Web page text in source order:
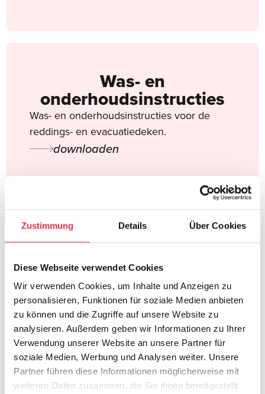
Zustimmung Details Über Cookies
Diese Webseite verwendet Cookies
Wir verwenden Cookies, um Inhalte und Anzeigen zu
personalisieren, Funktionen für soziale Medien anbieten
zu können und die Zugriffe auf unsere Website zu
analysieren. Außerdem geben wir Informationen zu Ihrer
Verwendung unserer Website an unsere Partner für
soziale Medien, Werbung und Analysen weiter. Unsere
Partner führen diese Informationen möglicherweise mit
weiteren Daten zusammen, die Sie ihnen bereitgestellt
Was- en
onderhoudsinstructies
Was- en onderhoudsinstructies voor de
reddings- en evacuatiedeken.
downloaden
Certificaat van
overeenstemming
EG-conformiteitsverklaring voor medische
hulpmiddelen
downloaden